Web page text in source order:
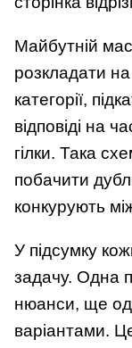
Майбутній
розкладати
категорії,
відповіді на
гілки. Така
побачити
конкурують
У підсумку
задачу. Одна
нюанси, ще
варіантами.